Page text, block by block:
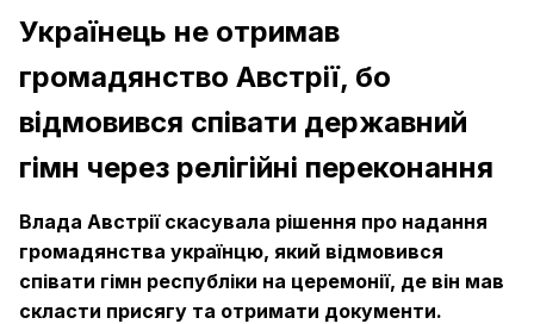
Українець не отримав
громадянство Австрії, бо
відмовився співати державний
гімн через релігійні переконання
Влада Австрії скасувала рішення про надання
громадянства українцю, який відмовився
співати гімн республіки на церемонії, де він мав
скласти присягу та отримати документи.